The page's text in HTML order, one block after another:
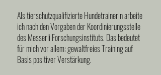
Als tierschutzqualifizierte Hundetrainerin arbeite
ich nach den Vorgaben der Koordinierungsstelle
des Messerli Forschungsinstituts. Das bedeutet
für mich vor allem: gewaltfreies Training auf
Basis positiver Verstärkung.